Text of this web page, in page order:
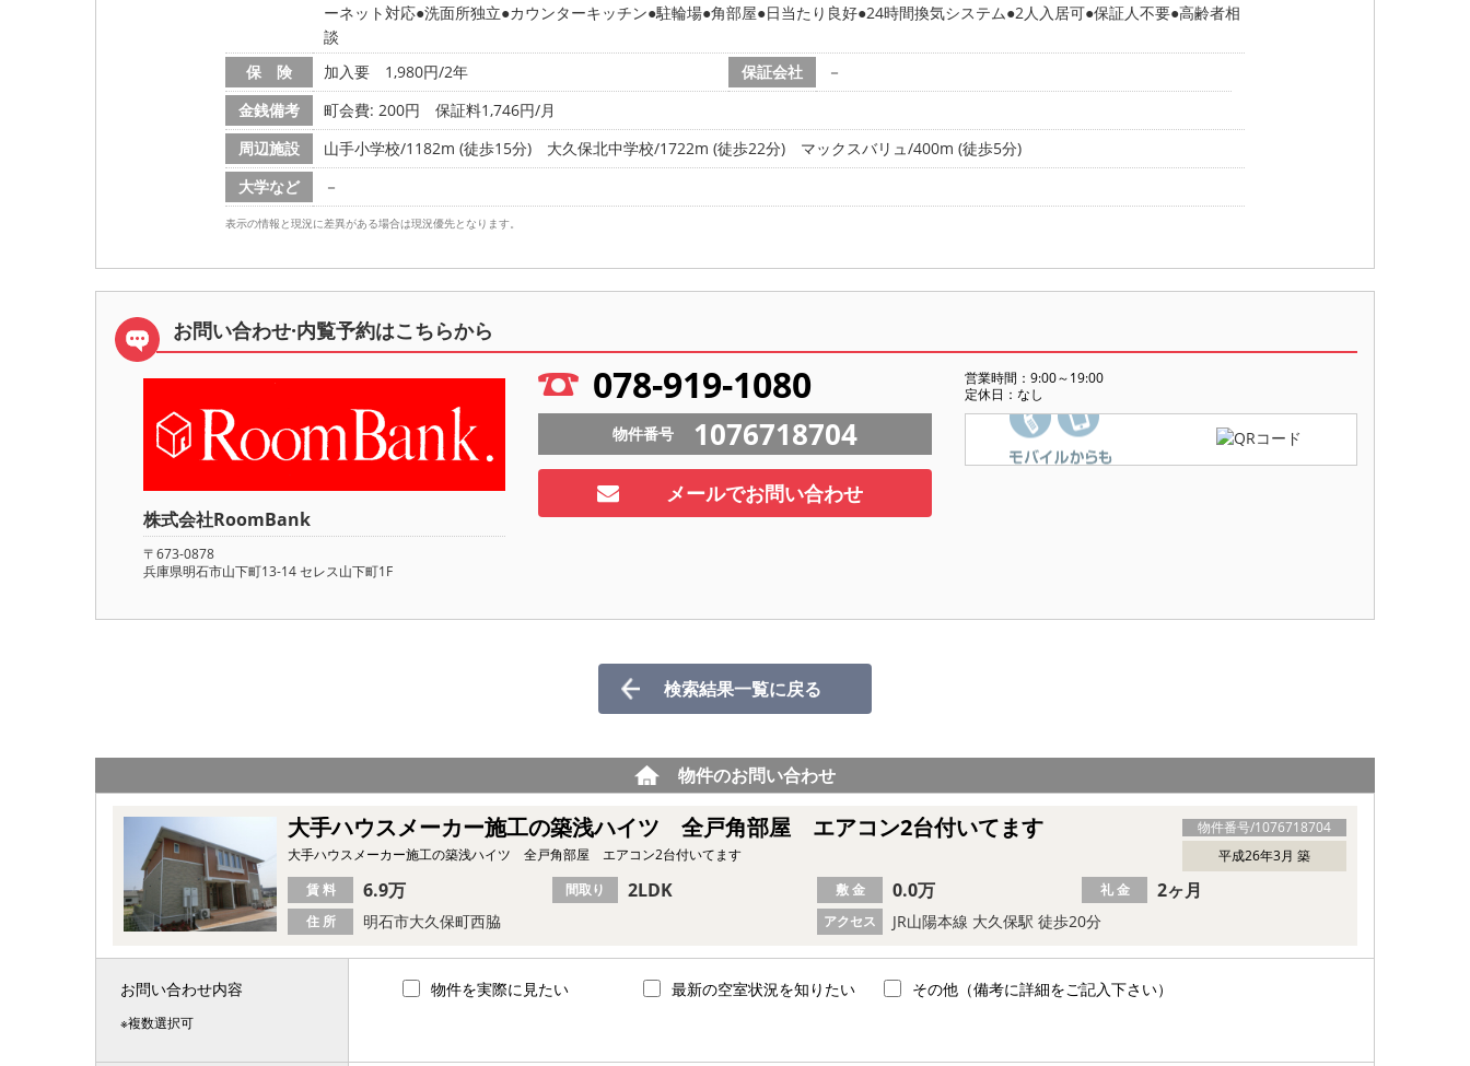
ーネット対応 洗面所独立 カウンターキッチン 駐輪場 角部屋 日当たり良好 24時間換気システム 2人入居可 保証人不要 高齢者相
談
保 険
加入要 1,980円/2年 保証会社
－
金銭備考
町会費: 200円
保証料1,746円/月
周辺施設
山手小学校/1182m (徒歩15分) 大久保北中学校/1722m (徒歩22分)
マックスバリュ/400m (徒歩5分)
大学など
－
表示の情報と現況に差異がある場合は現況優先となります。
お問い合わせ·内覧予約はこちらから
株式会社RoomBank
〒673-0878
兵庫県明石市山下町13-14 セレス山下町1F
078-919-1080
営業時間：9:00～19:00
定休日：なし
物件番号 1076718704
メールでお問い合わせ
検索結果一覧に戻る
物件のお問い合わせ
物件番号/1076718704
大手ハウスメーカー施工の築浅ハイツ 全戸角部屋 エアコン2台付いてます
平成26年3月 築
大手ハウスメーカー施工の築浅ハイツ 全戸角部屋 エアコン2台付いてます
住 所 明石市大久保町西脇 アクセス JR山陽本線 大久保駅 徒歩20分
賃 料 6.9万 間取り 2LDK 敷 金 0.0万 礼 金 2ヶ月
お問い合わせ内容
※複数選択可
物件を実際に見たい 最新の空室状況を知りたい その他（備考に詳細をご記入下さい）